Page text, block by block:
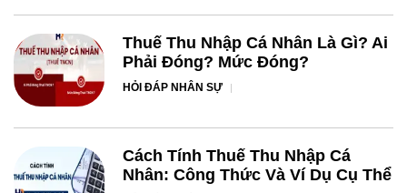
Thuế Thu Nhập Cá Nhân Là Gì? Ai
Phải Đóng? Mức Đóng?
HỎI ĐÁP NHÂN SỰ
Cách Tính Thuế Thu Nhập Cá
Nhân: Công Thức Và Ví Dụ Cụ Thể